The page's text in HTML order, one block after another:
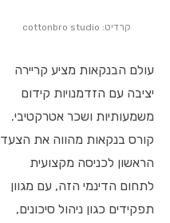
קרדיט: cottonbro studio
עולם הבנקאות מציע קריירה
יציבה עם הזדמנויות קידום
משמעותיות ושכר אטרקטיבי.
קורס בנקאות מהווה את הצעד
הראשון לכניסה מקצועית
לתחום הדינמי הזה, עם מגוון
תפקידים כגון ניהול סיכונים,